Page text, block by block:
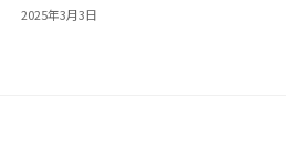
2025年3月3日